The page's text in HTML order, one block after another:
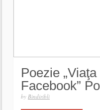
Poezie
Facebook”
by Bindiribli